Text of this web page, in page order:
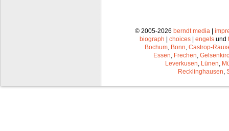
© 2005-2026 berndt media|
biograph
choices engels und
Bochum, Bonn, Castrop-
Essen, Frechen,
Leverkusen, Lünen,
Recklinghausen,